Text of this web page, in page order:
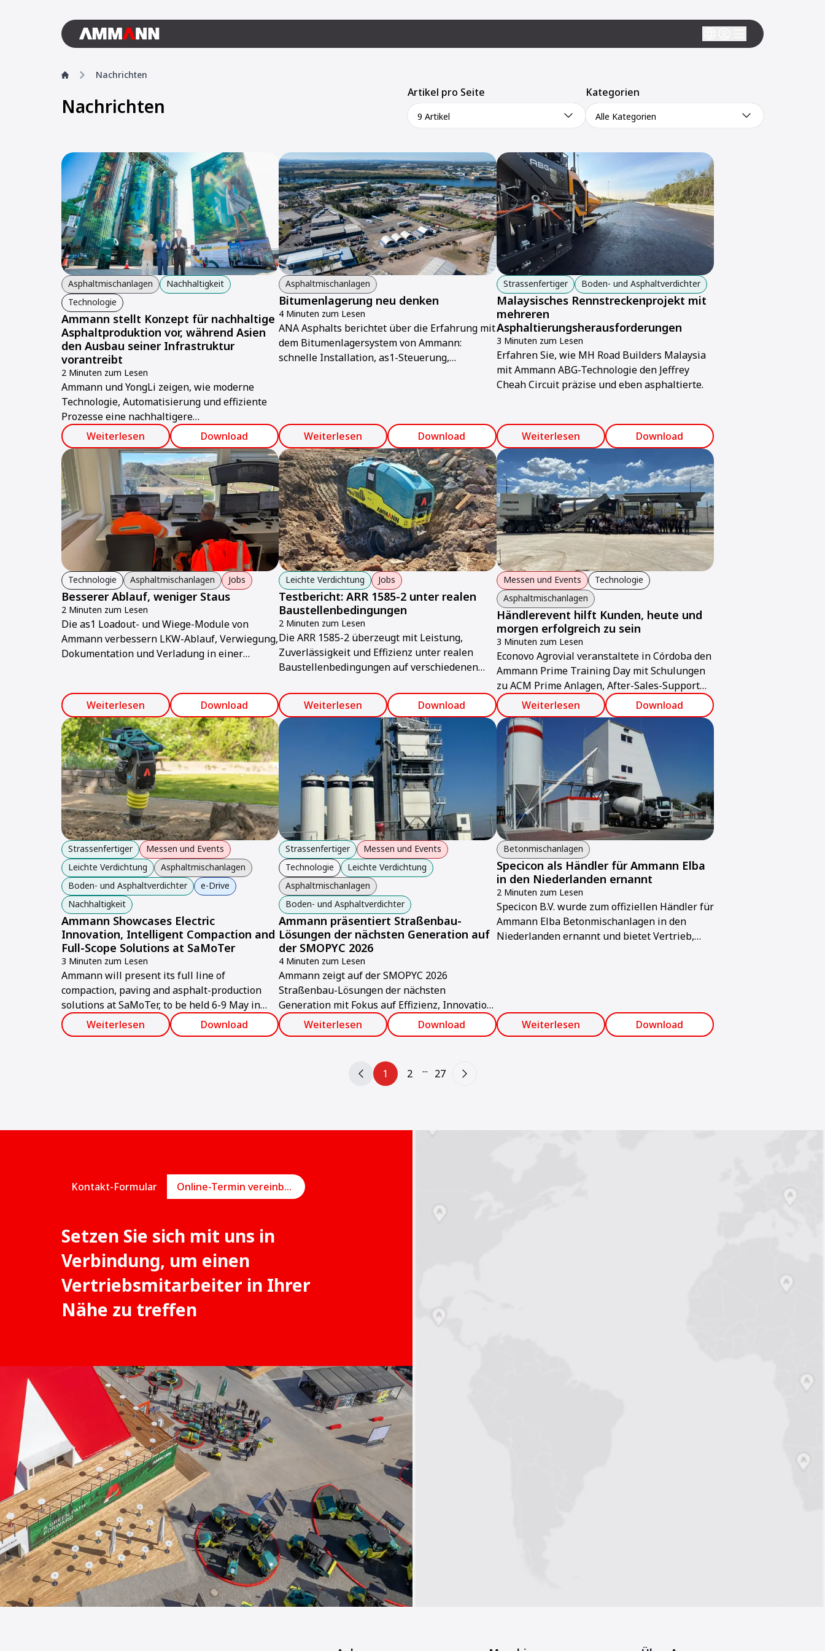
Nachrichten
Nachrichten
Artikel pro Seite
9 Artikel
Kategorien
Alle Kategorien
Asphaltmischanlagen
Nachhaltigkeit
Technologie
Ammann stellt Konzept für nachhaltige
Asphaltproduktion vor, während Asien
den Ausbau seiner Infrastruktur
vorantreibt
2 Minuten zum Lesen
Ammann und YongLi zeigen, wie moderne
Technologie, Automatisierung und effiziente
Prozesse eine nachhaltigere
Asphaltproduktion in Taiwan und Asien
unterstützen.
Weiterlesen Download
Asphaltmischanlagen
Bitumenlagerung neu denken
4 Minuten zum Lesen
ANA Asphalts berichtet über die Erfahrung mit
dem Bitumenlagersystem von Ammann:
schnelle Installation, as1-Steuerung,
Weiterlesen Download
Strassenfertiger Boden- und Asphaltverdichter
Malaysisches Rennstreckenprojekt mit
mehreren
Asphaltierungsherausforderungen
3 Minuten zum Lesen
Erfahren Sie, wie MH Road Builders Malaysia
mit Ammann ABG-Technologie den Jeffrey
Cheah Circuit präzise und eben asphaltierte.
Weiterlesen Download
Technologie Asphaltmischanlagen Jobs
Besserer Ablauf, weniger Staus
2 Minuten zum Lesen
Die as1 Loadout- und Wiege-Module von
Ammann verbessern LKW-Ablauf, Verwiegung,
Dokumentation und Verladung in einer
Weiterlesen Download
Leichte Verdichtung Jobs
Testbericht: ARR 1585-2 unter realen
Baustellenbedingungen
2 Minuten zum Lesen
Die ARR 1585-2 überzeugt mit Leistung,
Zuverlässigkeit und Effizienz unter realen
Baustellenbedingungen auf verschiedenen
Weiterlesen
Download
Messen und Events
Technologie
Asphaltmischanlagen
Händlerevent hilft Kunden, heute und
morgen erfolgreich zu sein
3 Minuten zum Lesen
Econovo Agrovial veranstaltete in Córdoba den
Ammann Prime Training Day mit Schulungen
zu ACM Prime Anlagen, After-Sales-Support
und ABC ValueTec Lösungen.
Weiterlesen Download
Strassenfertiger
Messen und Events
Leichte Verdichtung
Asphaltmischanlagen
Boden- und Asphaltverdichter
e-Drive
Nachhaltigkeit
Ammann Showcases Electric
Innovation, Intelligent Compaction and
Full-Scope Solutions at SaMoTer
3 Minuten zum Lesen
Ammann will present its full line of
compaction, paving and asphalt-production
solutions at SaMoTer, to be held 6-9 May in
Verona, Italy.
Weiterlesen Download
Strassenfertiger
Messen und Events
Technologie
Leichte Verdichtung
Asphaltmischanlagen
Boden- und Asphaltverdichter
Ammann präsentiert Straßenbau-
Lösungen der nächsten Generation auf
der SMOPYC 2026
4 Minuten zum Lesen
Ammann zeigt auf der SMOPYC 2026
Straßenbau-Lösungen der nächsten
Generation mit Fokus auf Effizienz, Innovation
und nachhaltige Asphaltproduktion.
Weiterlesen Download
Betonmischanlagen
Specicon als Händler für Ammann Elba
in den Niederlanden ernannt
2 Minuten zum Lesen
Specicon B.V. wurde zum offiziellen Händler für
Ammann Elba Betonmischanlagen in den
Niederlanden ernannt und bietet Vertrieb,
Weiterlesen Download
1 2 ... 27
Kontakt-Formular Online-Termin vereinbaren
Setzen Sie sich mit uns in
Verbindung, um einen
Vertriebsmitarbeiter in Ihrer
Nähe zu treffen